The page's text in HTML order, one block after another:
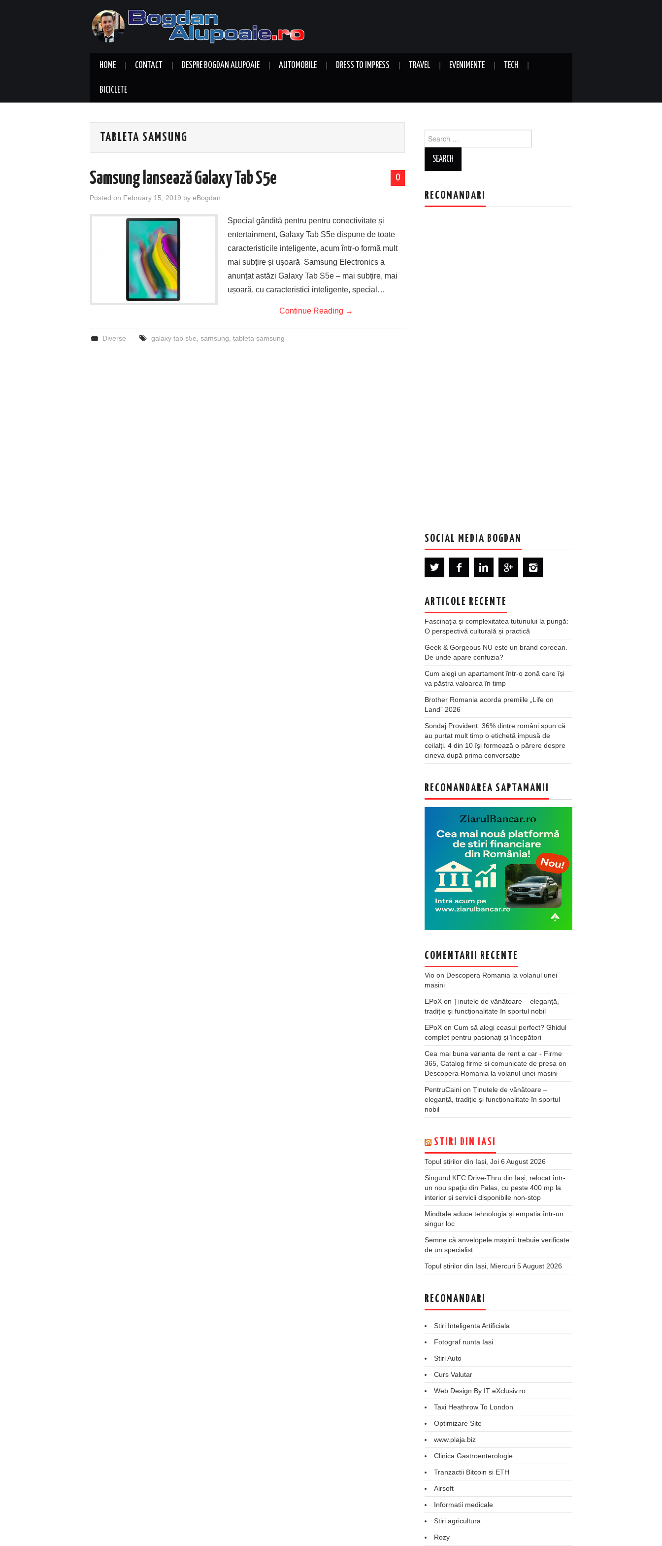
HOME CONTACT DESPRE BOGDAN ALUPOAIE AUTOMOBILE DRESS TO IMPRESS TRAVEL EVENIMENTE TECH
BICICLETE
TABLETA SAMSUNG
0
Samsung lansează Galaxy Tab S5e
Posted on February 15, 2019 by eBogdan
Special gândită pentru pentru conectivitate și
entertainment, Galaxy Tab S5e dispune de toate
caracteristicile inteligente, acum într-o formă mult
mai subțire și ușoară Samsung Electronics a
anunțat astăzi Galaxy Tab S5e – mai subțire, mai
ușoară, cu caracteristici inteligente, special…
Continue Reading →
Diverse galaxy tab s5e samsung tableta samsung
for:
RECOMANDARI
SOCIAL MEDIA BOGDAN
ARTICOLE RECENTE
Fascinația și complexitatea tutunului la pungă:
O perspectivă culturală și practică
Geek & Gorgeous NU este un brand coreean.
De unde apare confuzia?
Cum alegi un apartament într-o zonă care își
va păstra valoarea în timp
Brother Romania acorda premiile „Life on
Land” 2026
Sondaj Provident: 36% dintre români spun că
au purtat mult timp o etichetă impusă de
ceilalți. 4 din 10 își formează o părere despre
cineva după prima conversație
RECOMANDAREA SAPTAMANII
COMENTARII RECENTE
Vio on Descopera Romania la volanul unei
masini
EPoX on Ținutele de vânătoare – eleganță,
tradiție și funcționalitate în sportul nobil
EPoX on Cum să alegi ceasul perfect? Ghidul
complet pentru pasionați și începători
Cea mai buna varianta de rent a car - Firme
365, Catalog firme si comunicate de presa on
Descopera Romania la volanul unei masini
PentruCaini on Ținutele de vânătoare –
eleganță, tradiție și funcționalitate în sportul
nobil
STIRI DIN IASI
Topul știrilor din Iași, Joi 6 August 2026
Singurul KFC Drive-Thru din Iași, relocat într-
un nou spaţiu din Palas, cu peste 400 mp la
interior și servicii disponibile non-stop
Mindtale aduce tehnologia și empatia într-un
singur loc
Semne că anvelopele mașinii trebuie verificate
de un specialist
Topul știrilor din Iași, Miercuri 5 August 2026
RECOMANDARI
Stiri Inteligenta Artificiala
Fotograf nunta Iasi
Stiri Auto
Curs Valutar
Web Design By IT eXclusiv.ro
Taxi Heathrow To London
Optimizare Site
www.plaja.biz
Clinica Gastroenterologie
Tranzactii Bitcoin si ETH
Airsoft
Informatii medicale
Stiri agricultura
Rozy